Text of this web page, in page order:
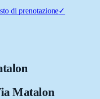
di prenotazione✓
Matalon